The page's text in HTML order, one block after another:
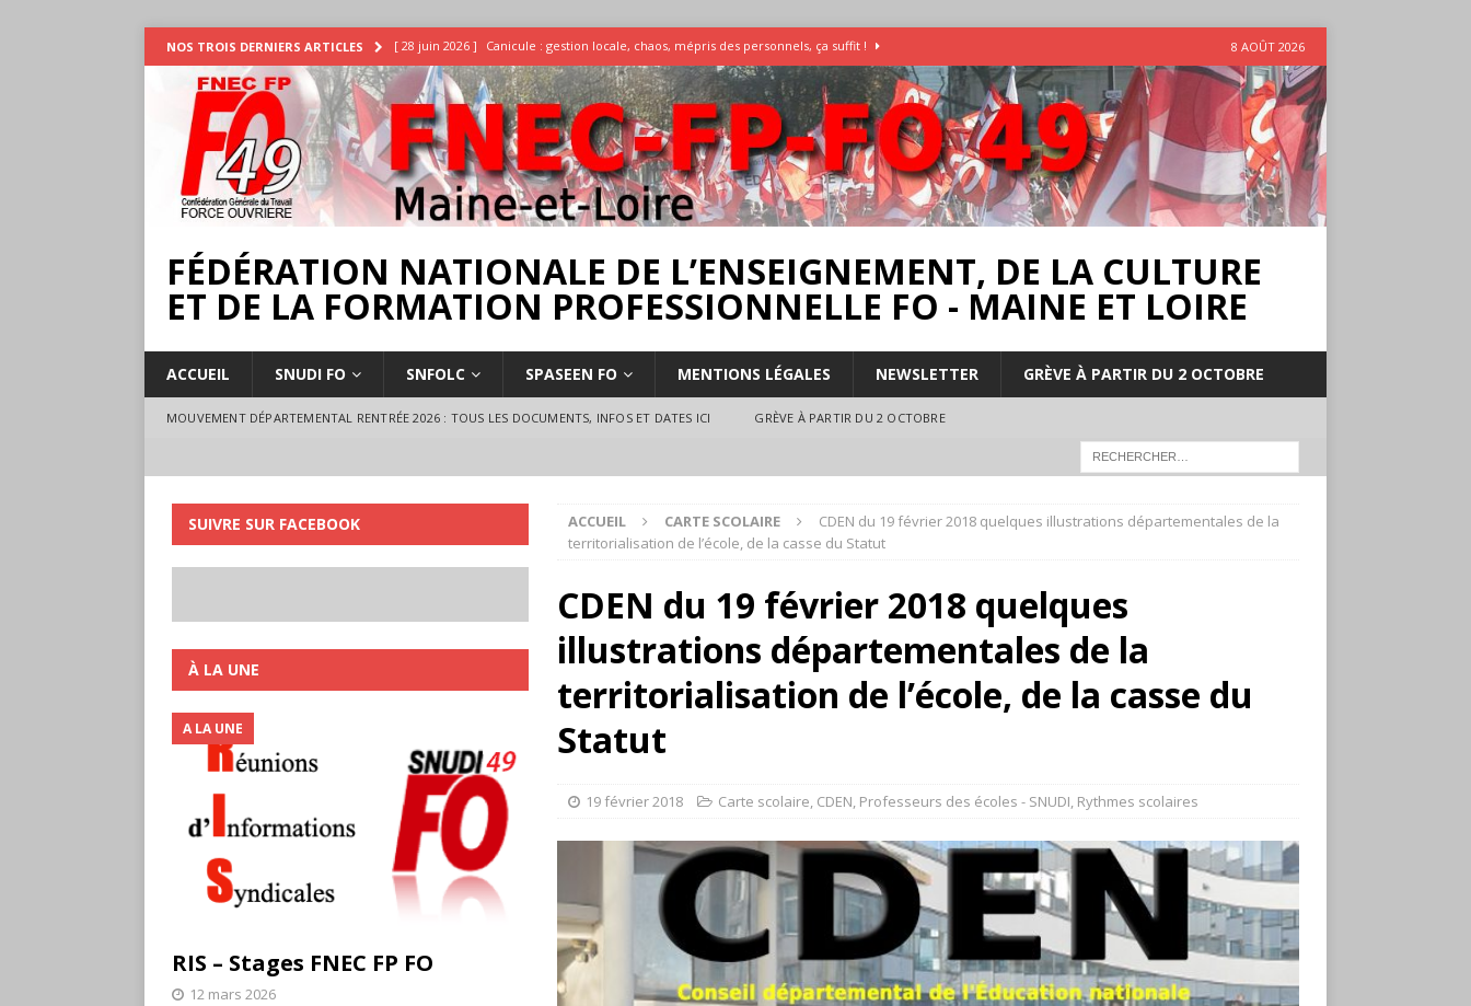
NOS TROIS DERNIERS ARTICLES [ 28 juin 2026 ] Canicule : gestion locale, chaos, mépris des personnels, ça suffit !
INTEMPÉRIES
[ 25 juin 2026 ] Enquête Températures et condition de travail dans les écoles AESH
[ 17 juillet 2026 ] Rassemblement pour la Libération du Dr Abu Safyia – pour la Palestine
18 juillet à Angers INTERPROFESSIONNEL
8 AOÛT 2026
FÉDÉRATION NATIONALE DE L’ENSEIGNEMENT, DE LA CULTURE
ET DE LA FORMATION PROFESSIONNELLE FO - MAINE ET LOIRE
ACCUEIL SNUDI FO SNFOLC SPASEEN FO MENTIONS LÉGALES NEWSLETTER GRÈVE À PARTIR DU 2 OCTOBRE
MOUVEMENT DÉPARTEMENTAL RENTRÉE 2026 : TOUS LES DOCUMENTS, INFOS ET DATES ICI GRÈVE À PARTIR DU 2 OCTOBRE
ACCUEIL CARTE SCOLAIRE
CDEN du 19 février 2018 quelques illustrations départementales de la
territorialisation de l’école, de la casse du Statut
CDEN du 19 février 2018 quelques
illustrations départementales de la
territorialisation de l’école, de la casse du
Statut
19 février 2018 Carte scolaire, CDEN, Professeurs des écoles - SNUDI, Rythmes scolaires
SUIVRE SUR FACEBOOK
À LA UNE
RIS – Stages FNEC FP FO
A LA UNE
12 mars 2026